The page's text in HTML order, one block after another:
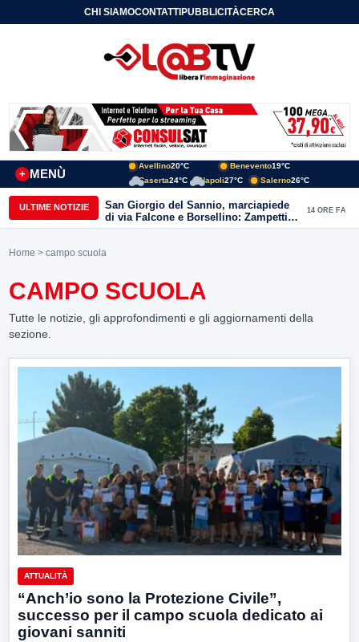
CHI SIAMOCONTATTIPUBBLICITÀCERCA
MENÙ
+
Avellino20°C Benevento19°C
Caserta24°C Napoli27°C Salerno26°C
ULTIME NOTIZIE
San Giorgio del Sannio, marciapiede
di via Falcone e Borsellino: Zampetti e
Lombardi replicano alle polemiche
14 ORE FA
Home > campo scuola
CAMPO SCUOLA
Tutte le notizie, gli approfondimenti e gli aggiornamenti della
sezione.
ATTUALITÀ
“Anch’io sono la Protezione Civile”,
successo per il campo scuola dedicato ai
giovani sanniti